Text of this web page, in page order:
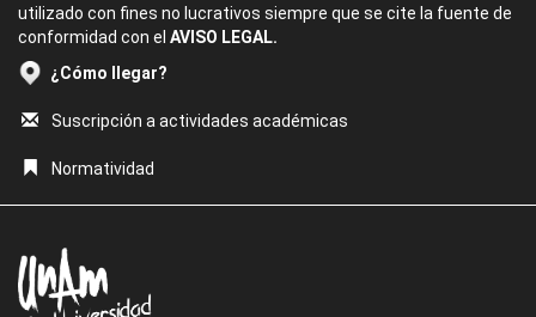
utilizado con fines no lucrativos siempre que se cite la fuente de
conformidad con el AVISO LEGAL.
¿Cómo llegar?
Suscripción a actividades académicas
Normatividad